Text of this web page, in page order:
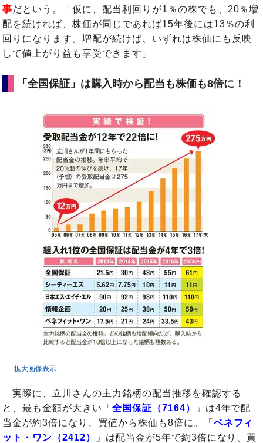
事だという。「仮に、配当利回りが1％の株でも、20％増
配を続ければ、株価が同じであれば15年後には13％の利
回りになります。増配が続けば、いずれは株価にも反映
して値上がり益も享受できます」
「全国保証」は購入時から配当も株価も8倍に！
拡大画像表示
実際に、立川さんの主力銘柄の配当推移を確認する
と、最も金額が大きい「全国保証（7164）
」は4年で配
当金が約3倍になり、買値から株価も8倍に。「 ベネフィ
ット・ワン（2412）
」は配当金が5年で約3倍になり、買